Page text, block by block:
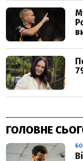
ГОЛОВНЕ